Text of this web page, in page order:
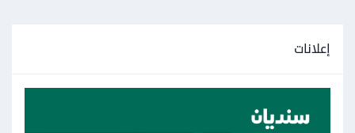
إعلانات